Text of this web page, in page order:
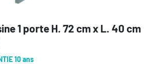
1 porte H. 72 cm x L. 40 cm
10 ans